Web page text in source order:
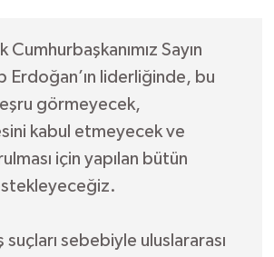
Cumhurbaşkanımız Sayın
Erdoğan’ın liderliğinde, bu
görmeyecek,
kabul etmeyecek ve
için yapılan bütün
suçları sebebiyle uluslararası